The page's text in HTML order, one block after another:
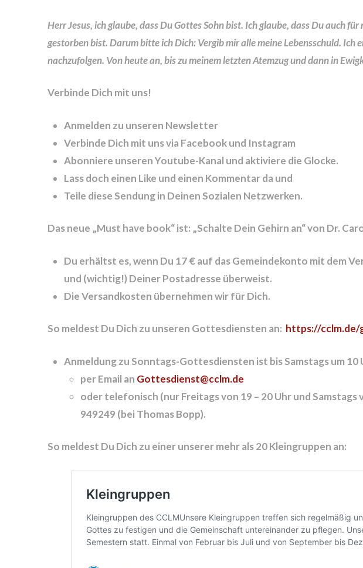
Herr Jesus, ich glaube, dass Du Gottes Sohn bist. Ich glaube, dass Du auch
gestorben bist. Darum bitte ich Dich: Vergib mir alle meine Lebensschuld. Ich
nachzufolgen. Von heute an, bis zu meinem letzten Atemzug und dann in
Verbinde Dich mit uns!
Anmelden zu unseren Newsletter
Verbinde Dich mit uns via Facebook und Instagram
Abonniere unseren Youtube-Kanal und aktiviere die Glocke.
Lass doch einen Like und einen Kommentar da und
Teile diese Sendung in Deinen Sozialen Netzwerken.
Das neue „Must have book“ ist: „Schalte Dein Gehirn an“ von Dr.
Du erhältst es, wenn Du 17 € auf das Gemeindekonto mit dem
und (wichtig!) Deiner Postadresse überweist.
Die Versandkosten übernehmen wir für Dich.
So meldest Du Dich zu unseren Gottesdiensten an: https://cclm.de/
Anmeldung zu Sonntags-Gottesdiensten ist bis Samstags um
per Email an Gottesdienst@cclm.de
oder telefonisch (nur Freitags von 19 – 20 Uhr und Samstags
949249 (bei Thomas Bopp).
So meldest Du Dich zu einer unserer mehr als 20 Kleingruppen an: